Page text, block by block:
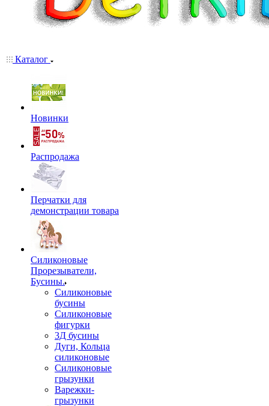
Каталог
Новинки
Распродажа
Перчатки для
демонстрации товара
Силиконовые
Прорезыватели,
Бусины.
Силиконовые
бусины
Силиконовые
фигурки
3Д бусины
Дуги, Кольца
силиконовые
Силиконовые
грызунки
Варежки-
грызунки